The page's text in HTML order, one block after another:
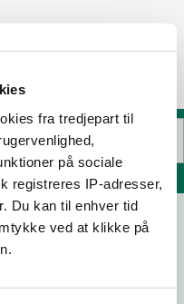
fra tredjepart til
på sociale
registreres IP-adresser,
Du kan til enhver tid
ved at klikke på